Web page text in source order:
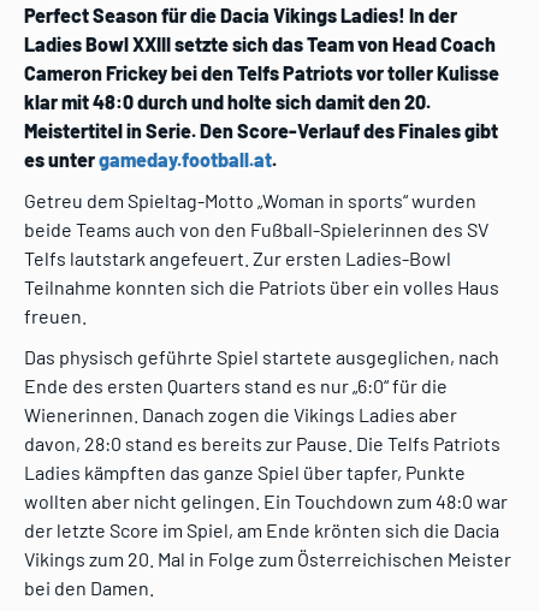
Perfect Season für die Dacia Vikings Ladies! In der
Ladies Bowl XXIII setzte sich das Team von Head Coach
Cameron Frickey bei den Telfs Patriots vor toller Kulisse
klar mit 48:0 durch und holte sich damit den 20.
Meistertitel in Serie. Den Score-Verlauf des Finales gibt
es untergameday.football.at.
Getreu dem Spieltag-Motto „Woman in sports“ wurden
beide Teams auch von den Fußball-Spielerinnen des SV
Telfs lautstark angefeuert. Zur ersten Ladies-Bowl
Teilnahme konnten sich die Patriots über ein volles Haus
freuen.
Das physisch geführte Spiel startete ausgeglichen, nach
Ende des ersten Quarters stand es nur „6:0“ für die
Wienerinnen. Danach zogen die Vikings Ladies aber
davon, 28:0 stand es bereits zur Pause. Die Telfs Patriots
Ladies kämpften das ganze Spiel über tapfer, Punkte
wollten aber nicht gelingen. Ein Touchdown zum 48:0 war
der letzte Score im Spiel, am Ende krönten sich die Dacia
Vikings zum 20. Mal in Folge zum Österreichischen Meister
bei den Damen.